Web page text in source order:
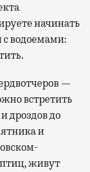
начинать
с водоемами:
—
встретить
дроздов до
и
птиц, живут